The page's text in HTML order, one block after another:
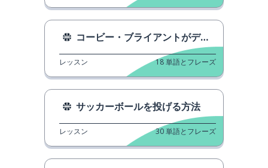
コービー・ブライアントがディフェンスのテクニックを教える
レッスン 18単語とフレーズ
サッカーボールを投げる方法
レッスン 30単語とフレーズ